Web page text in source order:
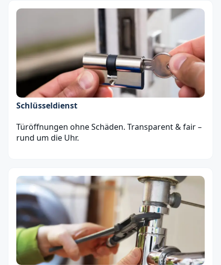
Schlüsseldienst
Türöffnungen ohne Schäden. Transparent & fair –
rund um die Uhr.